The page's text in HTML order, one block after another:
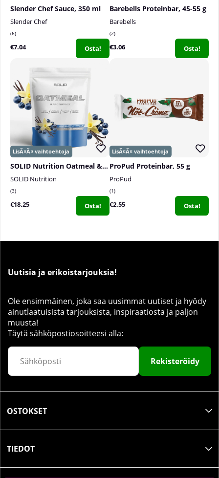
Slender Chef Sauce, 350 ml
Slender Chef
6
€7.04 Osta!
Barebells Proteinbar, 45-55 g
Barebells
2
€3.06 Osta!
SOLID Nutrition Oatmeal & Protein Mix, 750 g
SOLID Nutrition
3
€18.25 Osta!
ProPud Proteinbar, 55 g
ProPud
1
€2.55 Osta!
Uutisia ja erikoistarjouksia!
Ole ensimmäinen, joka saa uusimmat uutiset ja hyödy
ainutlaatuisista tarjouksista, inspiraatiosta ja paljon
muusta!
Täytä sähköpostiosoitteesi alla:
Rekisteröidy
OSTOKSET
TIEDOT